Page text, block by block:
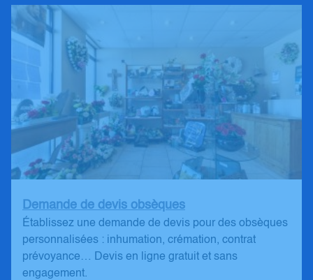
Demande de devis obsèques
Établissez une demande de devis pour des obsèques
personnalisées : inhumation, crémation, contrat
prévoyance… Devis en ligne gratuit et sans
engagement.